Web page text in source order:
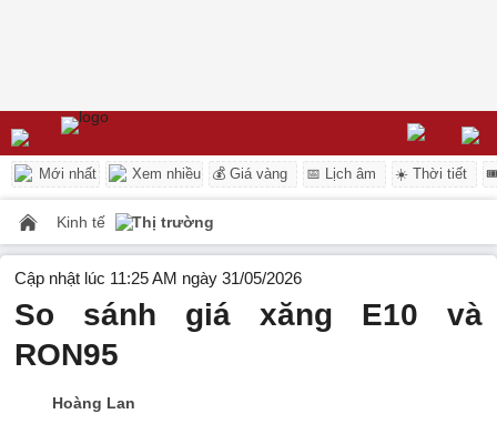
Mới nhất Xem nhiều 💰 Giá vàng 📅 Lịch âm ☀️ Thời tiết
Kinh tế Thị trường
Cập nhật lúc 11:25 AM ngày 31/05/2026
So sánh giá xăng E10 và
RON95
Hoàng Lan